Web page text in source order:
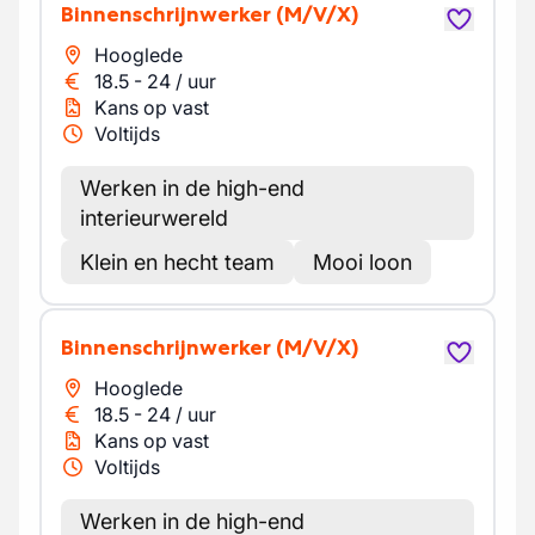
Binnenschrijnwerker (M/V/X)
Hooglede
18.5 - 24 / uur
Kans op vast
Voltijds
Werken in de high-end
interieurwereld
Klein en hecht team
Mooi loon
Binnenschrijnwerker (M/V/X)
Hooglede
18.5 - 24 / uur
Kans op vast
Voltijds
Werken in de high-end